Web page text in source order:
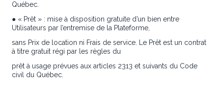
Québec.
● « Prêt » : mise à disposition gratuite d’un bien entre
Utilisateurs par l’entremise de la Plateforme,
sans Prix de location ni Frais de service. Le Prêt est un contrat
à titre gratuit régi par les règles du
prêt à usage prévues aux articles 2313 et suivants du Code
civil du Québec.